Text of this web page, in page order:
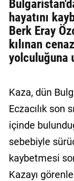
Künye
İletişim
Gizlilik
hayatını
Berk Eray
kılınan
yolculuğuna
Kaza, dün
Eczacılık son
içinde
sebebiyle
kaybetmesi
Kazayı